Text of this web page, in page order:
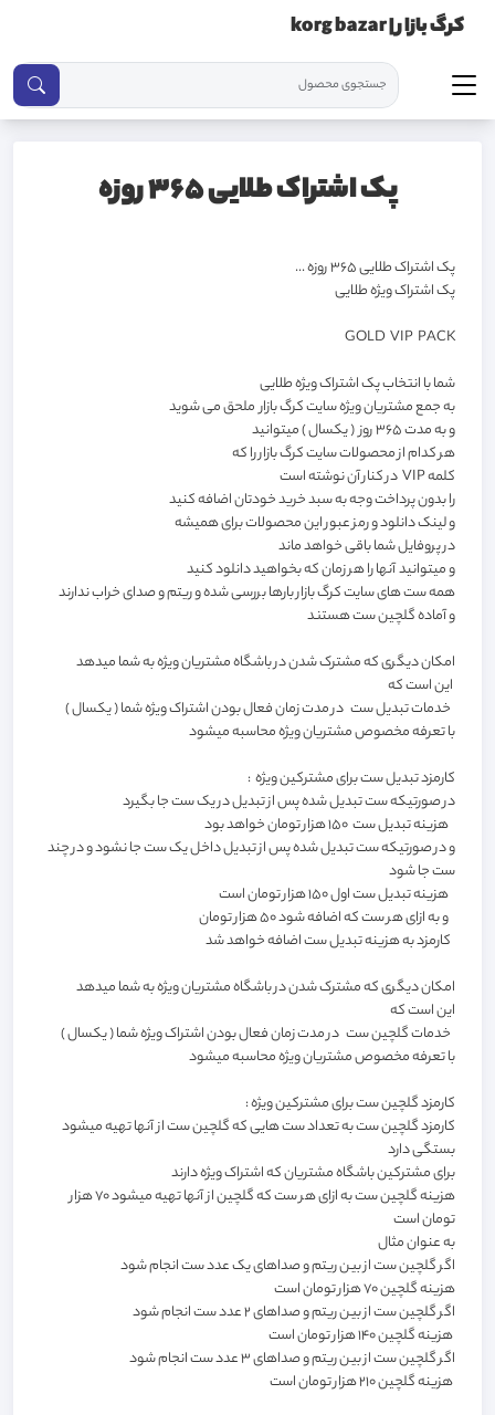
کرگ بازار | korg bazar
پک اشتراک طلایی 365 روزه
پک اشتراک طلایی 365 روزه ...
پک اشتراک ویژه طلایی
GOLD VIP PACK
شما با انتخاب پک اشتراک ویژه طلایی
به جمع مشتریان ویژه سایت کرگ بازار ملحق می شوید
و به مدت 365 روز ( یکسال ) میتوانید
هر کدام از محصولات سایت کرگ بازار را که
کلمه VIP در کنار آن نوشته است
را بدون پرداخت وجه به سبد خرید خودتان اضافه کنید
و لینک دانلود و رمز عبور این محصولات برای همیشه
در پروفایل شما باقی خواهد ماند
و میتوانید آنها را هر زمان که بخواهید دانلود کنید
همه ست های سایت کرگ بازار بارها بررسی شده و ریتم و صدای خراب ندارند
و آماده گلچین ست هستند
امکان دیگری که مشترک شدن در باشگاه مشتریان ویژه به شما میدهد
این است که
خدمات تبدیل ست در مدت زمان فعال بودن اشتراک ویژه شما ( یکسال )
با تعرفه مخصوص مشتریان ویژه محاسبه میشود
کارمزد تبدیل ست برای مشترکین ویژه :
در صورتیکه ست تبدیل شده پس از تبدیل در یک ست جا بگیرد
هزینه تبدیل ست 150 هزار تومان خواهد بود
و در صورتیکه ست تبدیل شده پس از تبدیل داخل یک ست جا نشود و در چند
ست جا شود
هزینه تبدیل ست اول 150 هزار تومان است
و به ازای هر ست که اضافه شود 50 هزار تومان
کارمزد به هزینه تبدیل ست اضافه خواهد شد
امکان دیگری که مشترک شدن در باشگاه مشتریان ویژه به شما میدهد
این است که
خدمات گلچین ست در مدت زمان فعال بودن اشتراک ویژه شما ( یکسال )
با تعرفه مخصوص مشتریان ویژه محاسبه میشود
کارمزد گلچین ست برای مشترکین ویژه :
کارمزد گلچین ست به تعداد ست هایی که گلچین ست از آنها تهیه میشود
بستگی دارد
برای مشترکین باشگاه مشتریان که اشتراک ویژه دارند
هزینه گلچین ست به ازای هر ست که گلچین از آنها تهیه میشود 70 هزار
تومان است
به عنوان مثال
اگر گلچین ست از بین ریتم و صداهای یک عدد ست انجام شود
هزینه گلچین 70 هزار تومان است
اگر گلچین ست از بین ریتم و صداهای 2 عدد ست انجام شود
هزینه گلچین 140 هزار تومان است
اگر گلچین ست از بین ریتم و صداهای 3 عدد ست انجام شود
هزینه گلچین 210 هزار تومان است